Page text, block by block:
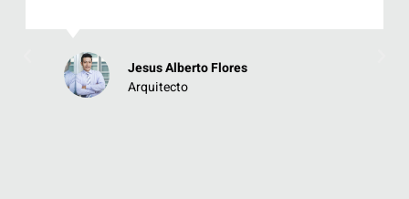
Jesus Alberto Flores
Arquitecto